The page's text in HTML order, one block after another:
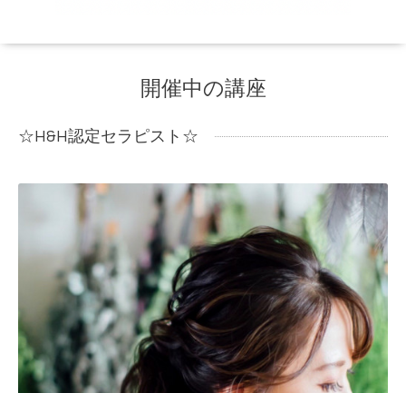
開催中の講座
☆H&H認定セラピスト☆